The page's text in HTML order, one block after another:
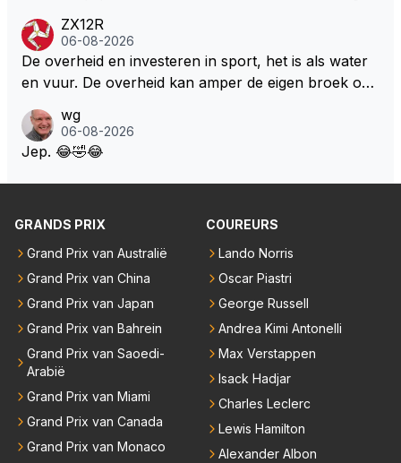
ters zullen steunen laat staan om een euro in het cir
cuit Zandvoort te steken
Marquez/Jos ? Veel gezelliger
ZX12R
06-08-2026
De overheid en investeren in sport, het is als water
en vuur. De overheid kan amper de eigen broek oph
s. Je kunt de Staat het best vergelijken met de sherif
f van Nottinghem (Robin Hood) welk achter de bom
andvoort willen investeren en dat zal ook nooit gebe
uren. Afdragen van BTW gelden en vergunningen bi
j dergelijke sportievefestiviteiten MOET je dan weer
wel afstaan, de parasiet.
wg
06-08-2026
Jep. 😂🤣😂
GRANDS PRIX
Grand Prix van Australië
Grand Prix van China
Grand Prix van Japan
Grand Prix van Bahrein
Grand Prix van Saoedi-
Arabië
Grand Prix van Miami
Grand Prix van Canada
Grand Prix van Monaco
COUREURS
Lando Norris
Oscar Piastri
George Russell
Andrea Kimi Antonelli
Max Verstappen
Isack Hadjar
Charles Leclerc
Lewis Hamilton
Alexander Albon